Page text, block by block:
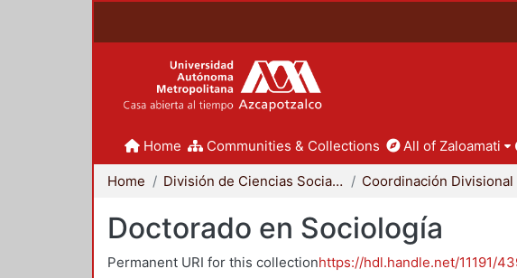
Home Communities & Collections All of Zaloamati
Home División de Ciencias Sociales y Humanidades
Doctorado en Sociología
Permanent URI for this collectionhttps://hdl.handle.net/11191/